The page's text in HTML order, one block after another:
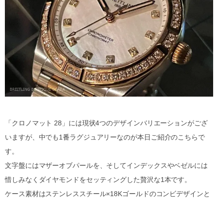
「クロノマット 28」には現状4つのデザインバリエーションがござ
いますが、中でも1番ラグジュアリーなのが本日ご紹介のこちらで
す。
文字盤にはマザーオブパールを、そしてインデックスやベゼルには
惜しみなくダイヤモンドをセッティングした贅沢な1本です。
ケース素材はステンレススチール×18Kゴールドのコンビデザインと